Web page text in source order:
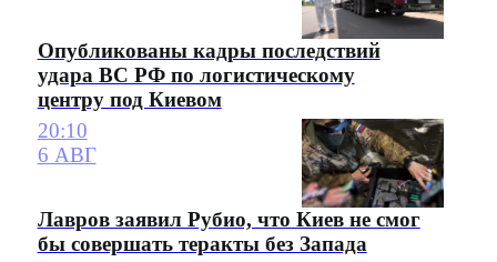
Опубликованы кадры последствий
удара ВС РФ по логистическому
центру под Киевом
20:10
6 АВГ
Лавров заявил Рубио, что Киев не смог
бы совершать теракты без Запада